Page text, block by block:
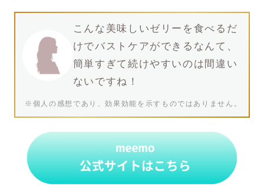
こんな美味しいゼリーを食べるだ
けでバストケアができるなんて、
簡単すぎて続けやすいのは間違い
ないですね！
※個人の感想であり、効果効能を示すものではありません。